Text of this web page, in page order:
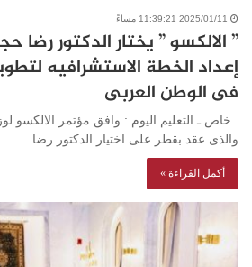
2025/01/11 11:39:21 مساءً
” الالكسو ” يختار الدكتور رضا
إعداد الخطة الاستشرافيه
فى الوطن العربى
خاص ـ التعليم اليوم : وافق مؤتمر الالكسو
والذى عقد بقطر على اختيار الدكتور رضا…
أكمل القراءة »